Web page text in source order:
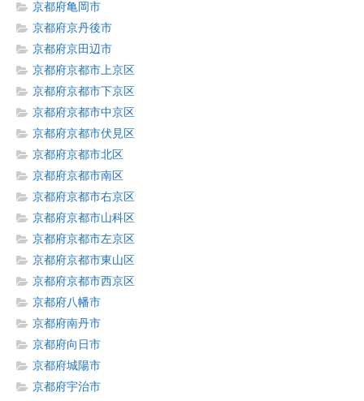
京都府亀岡市
京都府京丹後市
京都府京田辺市
京都府京都市上京区
京都府京都市下京区
京都府京都市中京区
京都府京都市伏見区
京都府京都市北区
京都府京都市南区
京都府京都市右京区
京都府京都市山科区
京都府京都市左京区
京都府京都市東山区
京都府京都市西京区
京都府八幡市
京都府南丹市
京都府向日市
京都府城陽市
京都府宇治市